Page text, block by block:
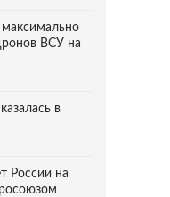
ВСУ на
в
России на